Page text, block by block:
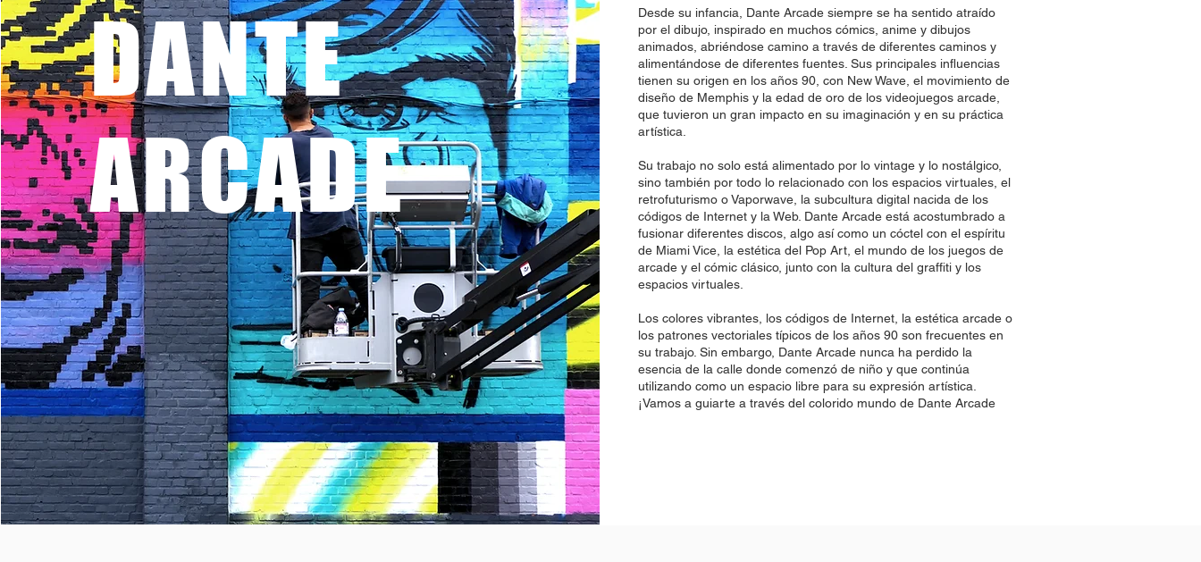
DANTE
ARCADE
Desde su infancia, Dante Arcade siempre se ha sentido atraído
por el dibujo, inspirado en muchos cómics, anime y dibujos
animados, abriéndose camino a través de diferentes caminos y
alimentándose de diferentes fuentes. Sus principales influencias
tienen su origen en los años 90, con New Wave, el movimiento de
diseño de Memphis y la edad de oro de los videojuegos arcade,
que tuvieron un gran impacto en su imaginación y en su práctica
artística.
Su trabajo no solo está alimentado por lo vintage y lo nostálgico,
sino también por todo lo relacionado con los espacios virtuales, el
retrofuturismo o Vaporwave, la subcultura digital nacida de los
códigos de Internet y la Web. Dante Arcade está acostumbrado a
fusionar diferentes discos, algo así como un cóctel con el espíritu
de Miami Vice, la estética del Pop Art, el mundo de los juegos de
arcade y el cómic clásico, junto con la cultura del graffiti y los
espacios virtuales.
Los colores vibrantes, los códigos de Internet, la estética arcade o
los patrones vectoriales típicos de los años 90 son frecuentes en
su trabajo. Sin embargo, Dante Arcade nunca ha perdido la
esencia de la calle donde comenzó de niño y que continúa
utilizando como un espacio libre para su expresión artística.
¡Vamos a guiarte a través del colorido mundo de Dante Arcade